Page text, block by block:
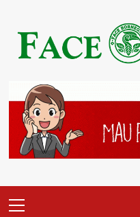
content
Menu